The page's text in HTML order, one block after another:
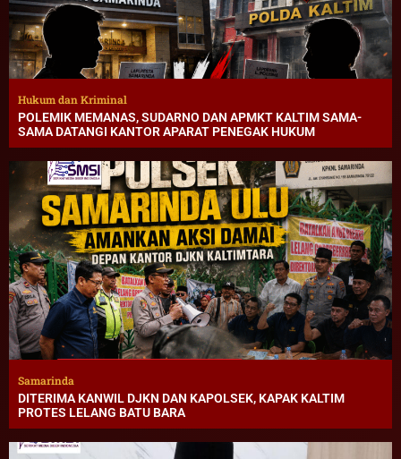
Hukum dan Kriminal
POLEMIK MEMANAS, SUDARNO DAN APMKT KALTIM SAMA-
SAMA DATANGI KANTOR APARAT PENEGAK HUKUM
Samarinda
DITERIMA KANWIL DJKN DAN KAPOLSEK, KAPAK KALTIM
PROTES LELANG BATU BARA